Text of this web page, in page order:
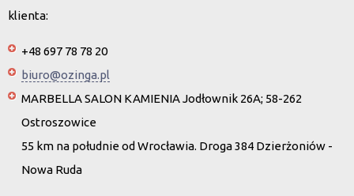
klienta:
+48 697 78 78 20
biuro@ozinga.pl
MARBELLA SALON KAMIENIA Jodłownik 26A; 58-262
Ostroszowice
55 km na południe od Wrocławia. Droga 384 Dzierżoniów -
Nowa Ruda